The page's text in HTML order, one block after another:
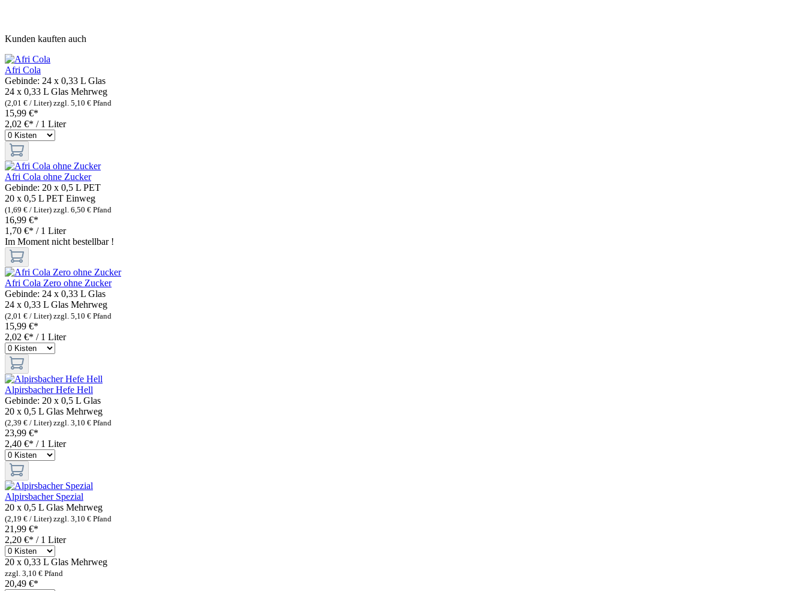
Kunden kauften auch
Afri Cola
Gebinde: 24 x 0,33 L Glas
24 x 0,33 L Glas Mehrweg
(2,01 € / Liter) zzgl. 5,10 € Pfand
15,99 €*
2,02 €* / 1 Liter
Afri Cola ohne Zucker
Gebinde: 20 x 0,5 L PET
20 x 0,5 L PET Einweg
(1,69 € / Liter) zzgl. 6,50 € Pfand
16,99 €*
1,70 €* / 1 Liter
Im Moment nicht bestellbar !
Afri Cola Zero ohne Zucker
Gebinde: 24 x 0,33 L Glas
24 x 0,33 L Glas Mehrweg
(2,01 € / Liter) zzgl. 5,10 € Pfand
15,99 €*
2,02 €* / 1 Liter
Alpirsbacher Hefe Hell
Gebinde: 20 x 0,5 L Glas
20 x 0,5 L Glas Mehrweg
(2,39 € / Liter) zzgl. 3,10 € Pfand
23,99 €*
2,40 €* / 1 Liter
Alpirsbacher Spezial
20 x 0,5 L Glas Mehrweg
(2,19 € / Liter) zzgl. 3,10 € Pfand
21,99 €*
2,20 €* / 1 Liter
20 x 0,33 L Glas Mehrweg
zzgl. 3,10 € Pfand
20,49 €*